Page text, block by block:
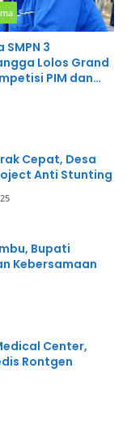
SMPN 3
Lolos Grand
PIM dan
Cepat, Desa
Anti Stunting
Bupati
Kebersamaan
Center,
Rontgen